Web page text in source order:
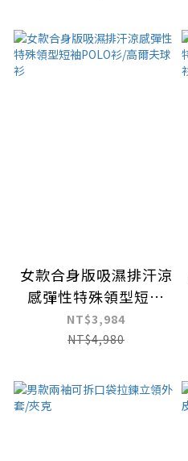
女款合身版吸濕排汗涼
感彈性特殊領型短袖
POLO衫/高爾夫球衫
NT$3,984
NT$4,980